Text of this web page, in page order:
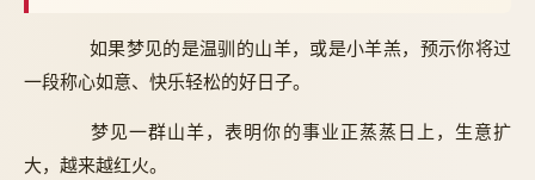
如果梦见的是温驯的山羊，或是小羊羔，预示你将过
一段称心如意、快乐轻松的好日子。
梦见一群山羊，表明你的事业正蒸蒸日上，生意扩
大，越来越红火。